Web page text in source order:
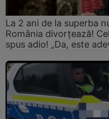
La 2 ani de la superba
România divorțează!
spus adio! „Da, este